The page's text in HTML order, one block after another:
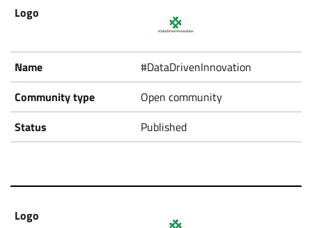
#DataDrivenInnovation
Open community
Published